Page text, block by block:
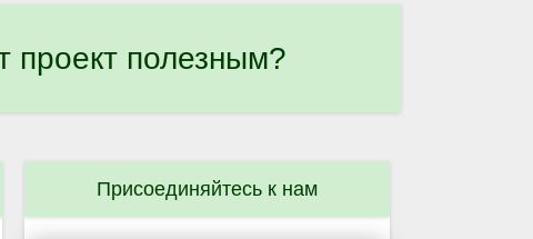
проект полезным?
Присоединяйтесь к нам